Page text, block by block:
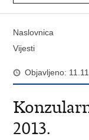
Naslovnica
Vijesti
Objavljeno:
2013.